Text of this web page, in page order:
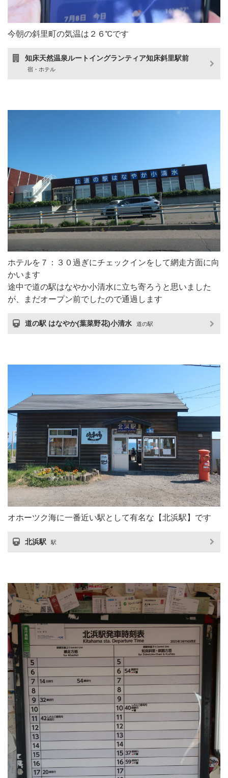
今朝の斜里町の気温は２６℃です
知床天然温泉ルートイングランティア知床斜里駅前
宿・ホテル
ホテルを７：３０過ぎにチェックインをして網走方面に向
かいます
途中で道の駅はなやか小清水に立ち寄ろうと思いました
が、まだオープン前でしたので通過します
道の駅 はなやか(葉菜野花)小清水 道の駅
オホーツク海に一番近い駅として有名な【北浜駅】です
北浜駅 駅